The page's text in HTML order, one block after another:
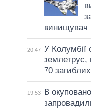
винищувач
20:47 У Колумбії
70 загиблих
19:53
В